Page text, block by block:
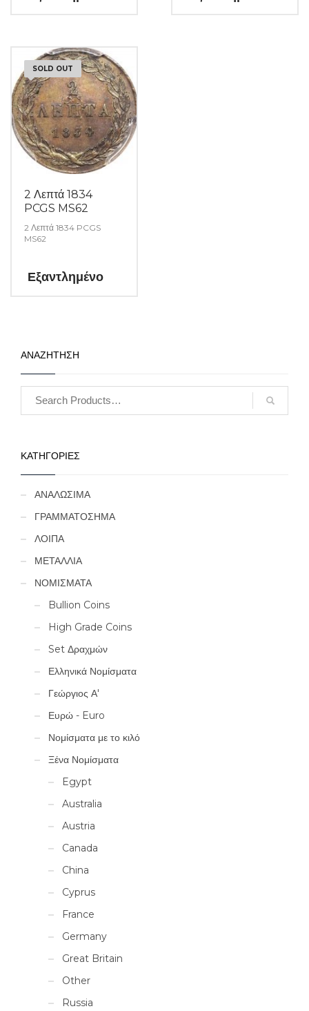
SOLD OUT
2 Λεπτά 1834
PCGS MS62
2 Λεπτά 1834 PCGS
MS62
Εξαντλημένο
ΑΝΑΖΗΤΗΣΗ
ΚΑΤΗΓΟΡΙΕΣ
ΑΝΑΛΩΣΙΜΑ
ΓΡΑΜΜΑΤΟΣΗΜΑ
ΛΟΙΠΑ
ΜΕΤΑΛΛΙΑ
ΝΟΜΙΣΜΑΤΑ
Bullion Coins
High Grade Coins
Set Δραχμών
Ελληνικά Νομίσματα
Γεώργιος Α'
Ευρώ - Euro
Νομίσματα με το κιλό
Ξένα Νομίσματα
Egypt
Australia
Austria
Canada
China
Cyprus
France
Germany
Great Britain
Other
Russia